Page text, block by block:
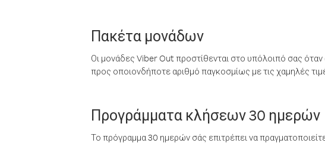
Πακέτα μονάδων
Οι μονάδες Viber Out προστίθενται στο υπόλοιπό σας
προς οποιονδήποτε αριθμό παγκοσμίως με τις χαμηλές
Προγράμματα κλήσεων 30 ημερών
Το πρόγραμμα 30 ημερών σάς επιτρέπει να